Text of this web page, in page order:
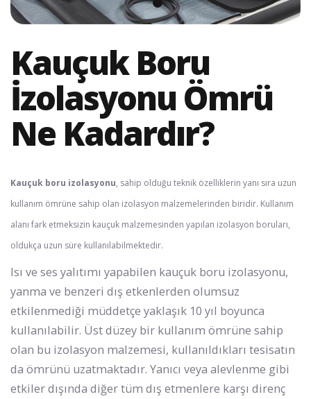
Kauçuk Boru
İzolasyonu Ömrü
Ne Kadardır?
Kauçuk boru izolasyonu, sahip olduğu teknik özelliklerin yanı sıra uzun
kullanım ömrüne sahip olan izolasyon malzemelerinden biridir. Kullanım
alanı fark etmeksizin kauçuk malzemesinden yapılan izolasyon boruları,
oldukça uzun süre kullanılabilmektedir.
Isı ve ses yalıtımı yapabilen kauçuk boru izolasyonu,
yanma ve benzeri dış etkenlerden olumsuz
etkilenmediği müddetçe yaklaşık 10 yıl boyunca
kullanılabilir. Üst düzey bir kullanım ömrüne sahip
olan bu izolasyon malzemesi, kullanıldıkları tesisatın
da ömrünü uzatmaktadır. Yanıcı veya alevlenme gibi
etkiler dışında diğer tüm dış etmenlere karşı direnç